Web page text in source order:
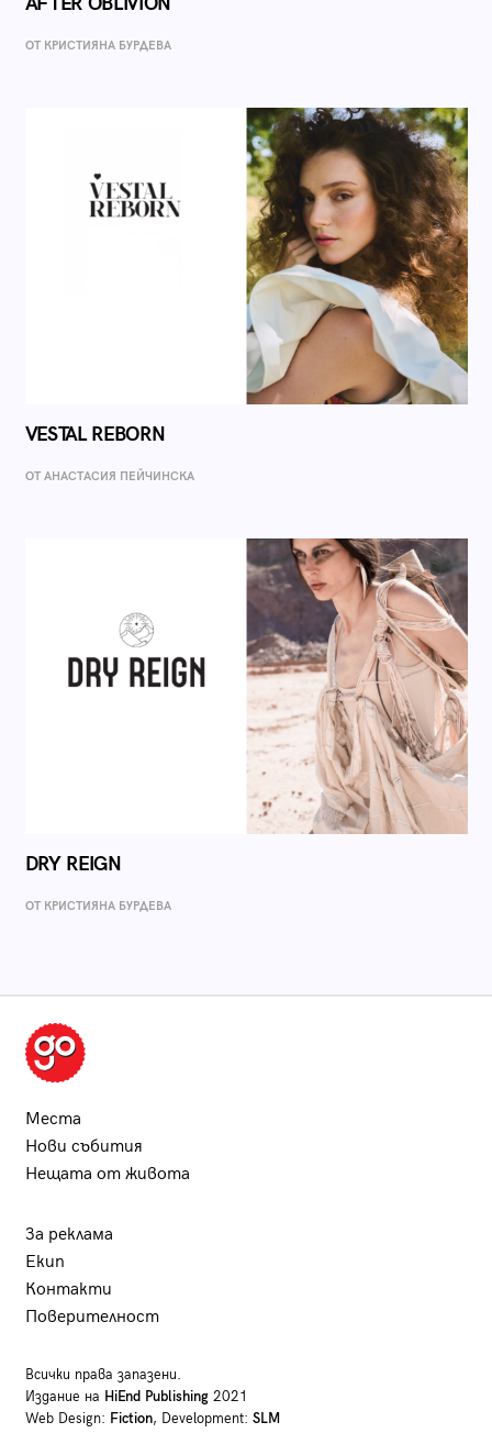
ОТ КРИСТИЯНА БУРДЕВА
VESTAL REBORN
ОТ AНАСТАСИЯ ПЕЙЧИНСКА
DRY REIGN
ОТ КРИСТИЯНА БУРДЕВА
Места
Нови събития
Нещата от живота
За реклама
Екип
Контакти
Поверителност
Всички права запазени.
Издание на HiEnd Publishing2021
Web Design: Fiction, Development: SLM